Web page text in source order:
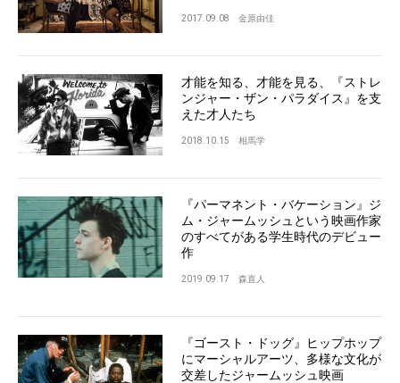
2017.09.08 金原由佳
才能を知る、才能を見る、『ストレ
ンジャー・ザン・パラダイス』を支
えた才人たち
2018.10.15 相馬学
『パーマネント・バケーション』ジ
ム・ジャームッシュという映画作家
のすべてがある学生時代のデビュー
作
2019.09.17 森直人
『ゴースト・ドッグ』ヒップホップ
にマーシャルアーツ、多様な文化が
交差したジャームッシュ映画